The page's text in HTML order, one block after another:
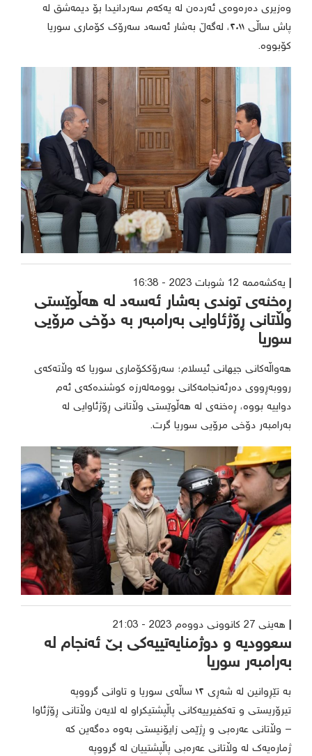
وەزیری دەرەوەی ئەردەن لە یەکەم سەردانیدا بۆ دیمەشق لە
پاش ساڵی ٢٠١١، لەگەڵ بەشار ئەسەد سەرۆک کۆماری سوریا
کۆبووە.
یەکشەممە 12 شوبات 2023 - 16:38
ڕەخنەی توندی بەشار ئەسەد لە هەڵوێستی
وڵاتانی ڕۆژئاوایی بەرامبەر بە دۆخی مرۆیی
سوریا
هەواڵەکانی جیهانی ئیسلام؛ سەرۆککۆماری سوریا کە وڵاتەکەی
رووبەڕووی دەرئەنجامەکانی بوومەلەرزە کوشندەکەی ئەم
دواییە بووە، ڕەخنەی لە هەڵوێستی وڵاتانی ڕۆژئاوایی لە
بەرامبەر دۆخی مرۆیی سوریا گرت.
هەینی 27 کانوونی دووەم 2023 - 21:03
سعوودیە و دوژمنایەتییەکی بێ ئەنجام لە
بەرامبەر سوریا
بە تێڕوانین لە شەڕی ١٢ ساڵەی سوریا و تاوانی گرووپە
تیرۆریستی و تەکفیرییەکانی پاڵپشتیکراو لە لایەن وڵاتانی ڕۆژئاوا
– وڵاتانی عەرەبی و ڕژێمی زایۆنیستی بەوە دەگەین کە
ژمارەیەک لە وڵاتانی عەرەبی پاڵپشتییان لە گرووپە